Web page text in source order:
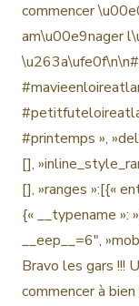
commencer
am\u00e9nager
#printemps »,
[],
[], »ranges »:[{«
{« __typename »:
__eep__=6″,
Bravo les gars !!!
commencer à